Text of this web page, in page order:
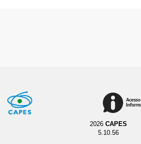
2026 CAPES
5.10.56